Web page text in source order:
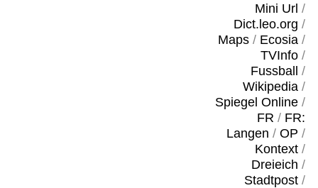
Mini Url /
Dict.leo.org /
Maps/ Ecosia/
TVInfo/
Fussball
/
Wikipedia/
Spiegel Online/
FR / FR:
Langen / OP /
Kontext/
Dreieich /
Stadtpost/